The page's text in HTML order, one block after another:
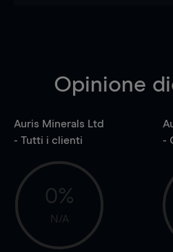
Opinione
Auris Minerals Ltd
- Tutti i clienti
0%
N/A
-